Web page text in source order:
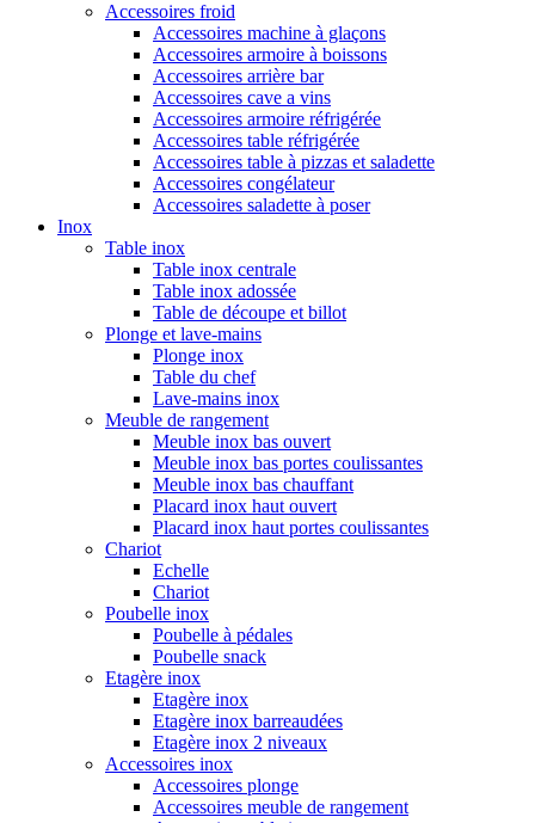
Accessoires froid
Accessoires machine à glaçons
Accessoires armoire à boissons
Accessoires arrière bar
Accessoires cave a vins
Accessoires armoire réfrigérée
Accessoires table réfrigérée
Accessoires table à pizzas et saladette
Accessoires congélateur
Accessoires saladette à poser
Inox
Table inox
Table inox centrale
Table inox adossée
Table de découpe et billot
Plonge et lave-mains
Plonge inox
Table du chef
Lave-mains inox
Meuble de rangement
Meuble inox bas ouvert
Meuble inox bas portes coulissantes
Meuble inox bas chauffant
Placard inox haut ouvert
Placard inox haut portes coulissantes
Chariot
Echelle
Chariot
Poubelle inox
Poubelle à pédales
Poubelle snack
Etagère inox
Etagère inox
Etagère inox barreaudées
Etagère inox 2 niveaux
Accessoires inox
Accessoires plonge
Accessoires meuble de rangement